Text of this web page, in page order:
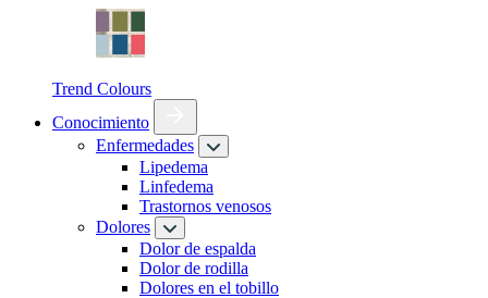
Trend Colours
Conocimiento
Enfermedades
Lipedema
Linfedema
Trastornos venosos
Dolores
Dolor de espalda
Dolor de rodilla
Dolores en el tobillo